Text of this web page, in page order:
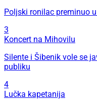
Poljski ronilac preminuo
3
Koncert na Mihovilu
Silente i Šibenik vole se
publiku
4
Lučka kapetanija